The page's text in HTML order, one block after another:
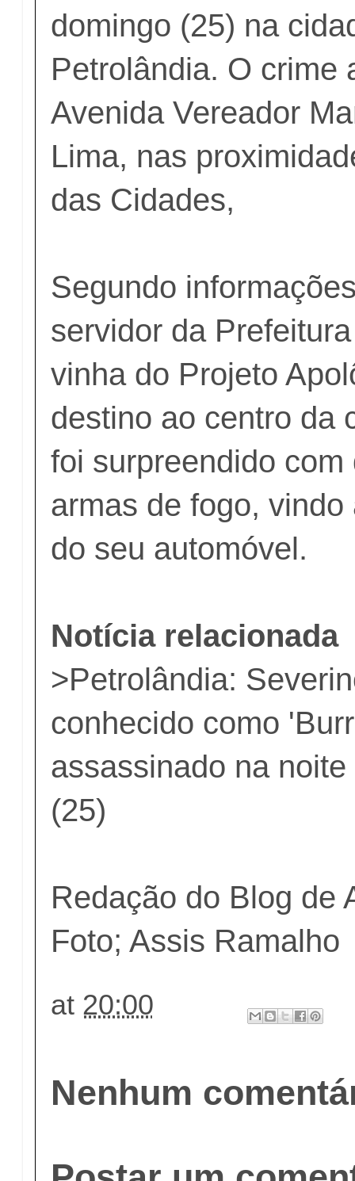
domingo (25) na
Petrolândia. O crime
Avenida Vereador
Lima, nas
das Cidades,
Segundo
servidor da
vinha do Projeto
destino ao centro da
foi surpreendido com
armas de fogo,
do seu automóvel.
Notícia relacionada
>Petrolândia:
conhecido como
assassinado na
(25)
Redação do Blog de
Foto; Assis Ramalho
at 20:00
Nenhum